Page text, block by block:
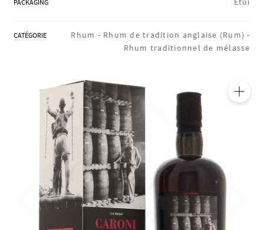
PACKAGING
CATÉGORIE Rhum - Rhum de tradition anglaise (Rum) -
Rhum traditionnel de mélasse